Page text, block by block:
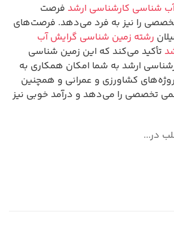
شناسی کارشناسی ارشد فرصت
را نیز به فرد می‌دهد. فرصت‌های
رشته زمین شناسی گرایش آب
تأکید می‌کند که این زمین شناسی
ارشد به شما امکان همکاری به
کشاورزی و عمرانی و همچنین
تخصصی را می‌دهد و درآمد خوبی نیز
در...